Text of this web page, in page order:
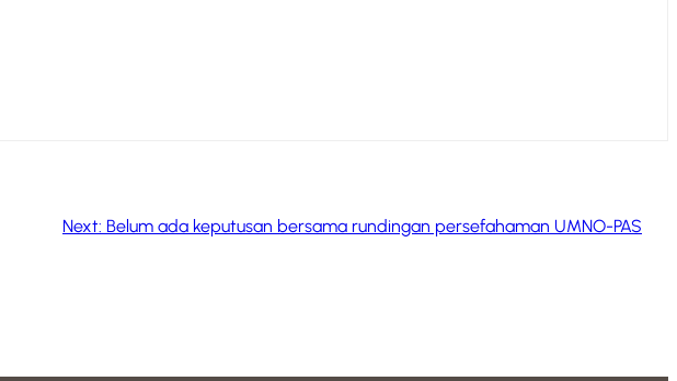
Next: Belum ada keputusan bersama rundingan persefahaman UMNO-PAS